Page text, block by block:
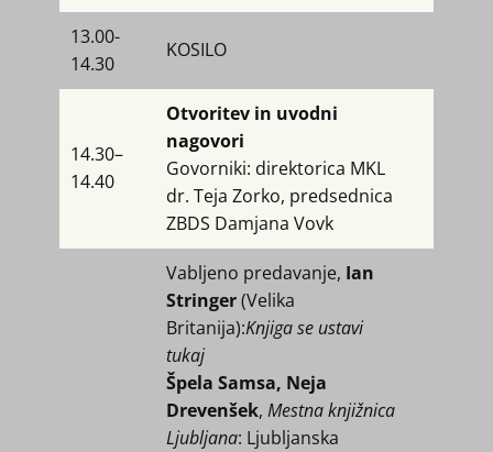
13.00-
14.30
KOSILO
14.30–
14.40
Otvoritev in uvodni
nagovori
Govorniki: direktorica MKL
dr. Teja Zorko, predsednica
ZBDS Damjana Vovk
Vabljeno predavanje, Ian
Stringer(Velika
Britanija):Knjiga se ustavi
tukaj
Špela Samsa, Neja
Drevenšek, Mestna knjižnica
Ljubljana: Ljubljanska